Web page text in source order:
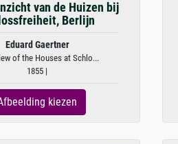
van de Huizen bij
Berlijn
Eduard Gaertner
of the Houses at Schlo...
1855 |
kiezen